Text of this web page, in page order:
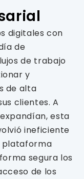
digitales con
de
de trabajo
y
de alta
clientes. A
esta
ineficiente
plataforma
segura los
de los